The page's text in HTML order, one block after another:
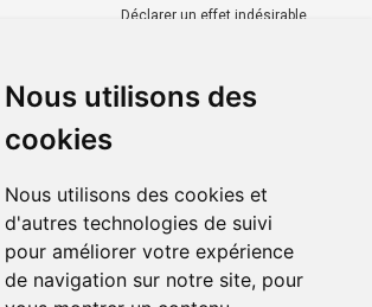
Nous utilisons des
cookies
Nous utilisons des cookies et
d'autres technologies de suivi
pour améliorer votre expérience
de navigation sur notre site, pour
Déclarer un effet indésirable
sécurisé
Livraison chez vous
Livraison dans un Point
d’enlèvement
Retrait dans la pharmacie